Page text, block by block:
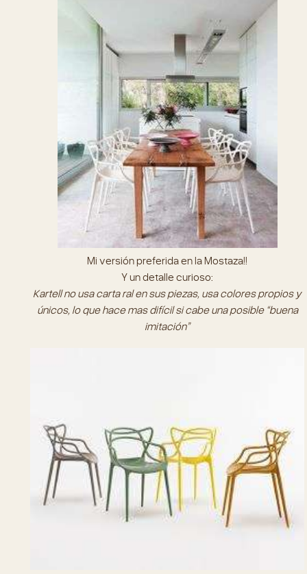
Mi versión preferida en la Mostaza!!
Y un detalle curioso:
Kartell no usa carta ral en sus piezas, usa colores propios y
únicos, lo que hace mas difícil si cabe una posible “buena
imitación”